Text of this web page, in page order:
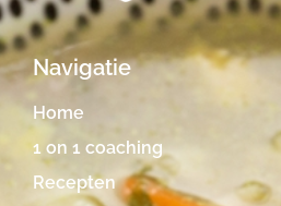
Navigatie
Home
1 on 1 coaching
Recepten